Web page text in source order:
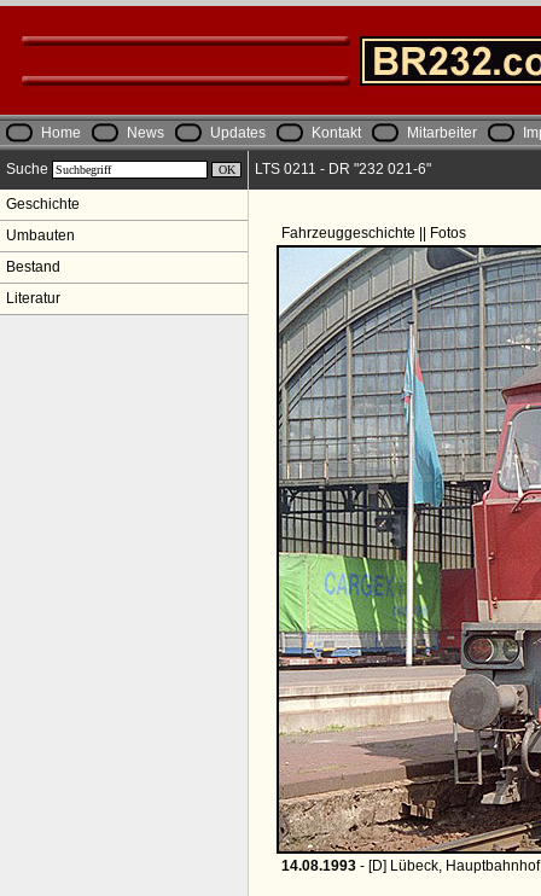
Home News Updates Kontakt Mitarbeiter
Suche
Geschichte
Umbauten
Bestand
Literatur
LTS 0211 - DR "232 021-6"
Fahrzeuggeschichte || Fotos
14.08.1993- [D] Lübeck, Hauptbahnhof